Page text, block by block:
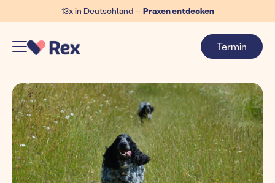
13x in Deutschland – Praxen entdecken
Termin